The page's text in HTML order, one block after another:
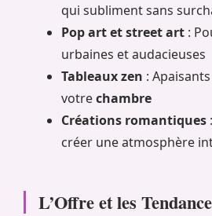
qui subliment sans
Pop art et street art :
urbaines et audacieuses
Tableaux zen :
votrechambre
Créations romantiques
créer une atmosphère
L’Offre et les